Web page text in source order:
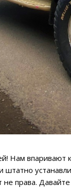
Нам впаривают
права.